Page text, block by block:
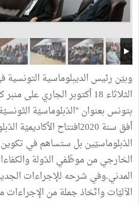
وبيّن رئيس الديبلوماسية
الثلاثاء 18 أكتوبر الجاري
بتونس بعنوان "الدّبلوماسيّة
أفق سنة 2020افتتاح
الدّبلوماسيّين بل ستساهم في
الخارجي من موظّفي الدّولة
المدني.وفي شرحه للإجراءات
الآليّات واتّخاذ جملة من الإجراءات